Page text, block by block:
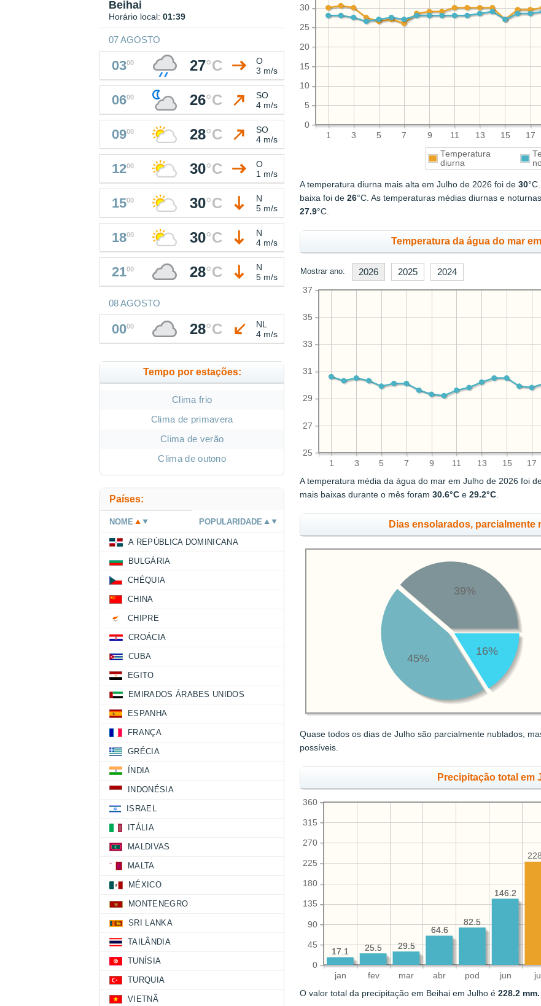
1 3 5 7 9 11 13 15 17
0
5
10
15
20
25
30
Temperatura
diurna
A temperatura diurna mais alta em Julho de 2026 foi de30
baixa foi de26°C. As temperaturas médias diurnas e
27.9°C.
Temperatura da água do mar
Mostrar ano: 2026 2025 2024
1 3 5 7 9 11 13 15 17
25
27
29
31
33
35
37
A temperatura média da água do mar em Julho de 2026 foi
mais baixas durante o mês foram30.6°C e29.2°C.
Dias ensolarados,
16%
45%
39%
Quase todos os dias de Julho são parcialmente nublados,
possíveis.
Precipitação total em
jan fev mar abr pod jun jul
0
45
90
135
180
225
270
315
360
146.2
82.5
64.6
29.5
25.5
17.1
146.2
82.5
64.6
29.5
25.5
17.1
O valor total da precipitação em Beihai em Julho é228.2 mm.
Beihai
Horário local: 01:39
07 AGOSTO
0300 27°C
O
3 m/s
0600 26°C
SO
4 m/s
0900 28°C
SO
4 m/s
1200 30°C
O
1 m/s
1500 30°C
N
5 m/s
1800 30°C
N
4 m/s
2100 28°C
N
5 m/s
08 AGOSTO
0000 28°C
NL
4 m/s
Tempo por estações:
Clima frio
Clima de primavera
Clima de verão
Clima de outono
Países:
NOME POPULARIDADE
A REPÚBLICA DOMINICANA
BULGÁRIA
CHÉQUIA
CHINA
CHIPRE
CROÁCIA
CUBA
EGITO
EMIRADOS ÁRABES UNIDOS
ESPANHA
FRANÇA
GRÉCIA
ÍNDIA
INDONÉSIA
ISRAEL
ITÁLIA
MALDIVAS
MALTA
MÉXICO
MONTENEGRO
SRI LANKA
TAILÂNDIA
TUNÍSIA
TURQUIA
VIETNÃ